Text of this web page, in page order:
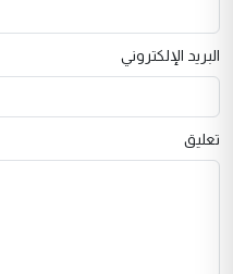
البريد الإلكتروني
تعليق